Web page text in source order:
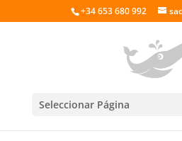
+34 653 680 992
Seleccionar Página